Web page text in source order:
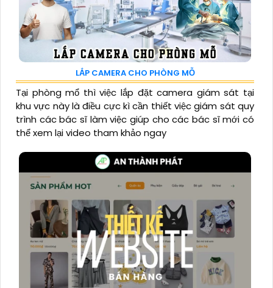
LẮP CAMERA CHO PHÒNG MỖ
Tại phòng mổ thì việc lắp đặt camera giám sát tại
khu vực này là điều cực kì cần thiết việc giám sát quy
trình các bác sĩ làm việc giúp cho các bác sĩ mới có
thể xem lại video tham khảo ngay